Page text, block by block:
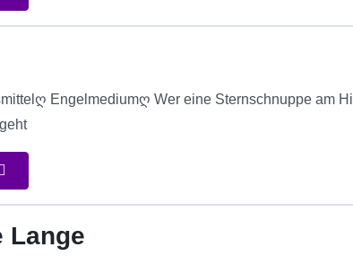
Engelmediumღ Wer eine Sternschnuppe am
Lange